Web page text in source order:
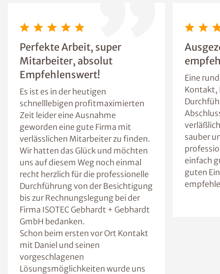
Perfekte Arbeit, super
Mitarbeiter, absolut
Empfehlenswert!
Es ist es in der heutigen
schnelllebigen profitmaximierten
Zeit leider eine Ausnahme
geworden eine gute Firma mit
verlässlichen Mitarbeiter zu finden.
Wir hatten das Glück und möchten
uns auf diesem Weg noch einmal
recht herzlich für die professionelle
Durchführung von der Besichtigung
bis zur Rechnungslegung bei der
Firma ISOTEC Gebhardt + Gebhardt
GmbH bedanken.
Schon beim ersten vor Ort Kontakt
mit Daniel und seinen
vorgeschlagenen
Lösungsmöglichkeiten wurde uns
Eine
Kontakt,
sauber
einfach
guten